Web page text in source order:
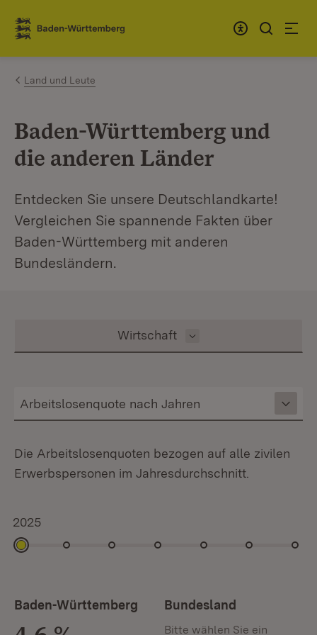
Zum Inhalt springen
Link zur Startseite
Land und Leute
Baden-Württemberg und
die anderen Länder
Entdecken Sie unsere Deutschlandkarte!
Vergleichen Sie spannende Fakten über
Baden-Württemberg mit anderen
Bundesländern.
Inhalt auswählen
Wirtschaft
Die Arbeitslosenquoten bezogen auf alle zivilen
Erwerbspersonen im Jahresdurchschnitt.
Baden-Württemberg Bundesland
Bitte wählen Sie ein
2025